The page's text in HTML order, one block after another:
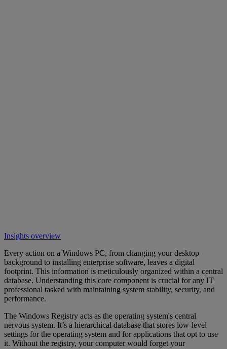
Insights overview
Every action on a Windows PC, from changing your desktop
background to installing enterprise software, leaves a digital
footprint. This information is meticulously organized within a central
database. Understanding this core component is crucial for any IT
professional tasked with maintaining system stability, security, and
performance.
The Windows Registry acts as the operating system's central
nervous system. It’s a hierarchical database that stores low-level
settings for the operating system and for applications that opt to use
it. Without the registry, your computer would forget your